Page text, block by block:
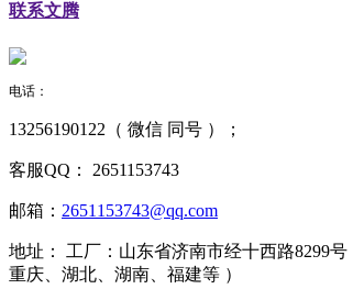
联系文腾
电话：
13256190122（ 微信 同号 ）；
客服QQ： 2651153743
邮箱： 2651153743@qq.com
地址：
工厂：山东省济南市经十西路8299
重庆、湖北、湖南、福建等 ）